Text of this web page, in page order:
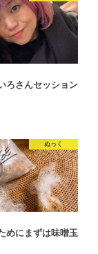
ろさんセッション
ぬっく
めにまずは味噌玉